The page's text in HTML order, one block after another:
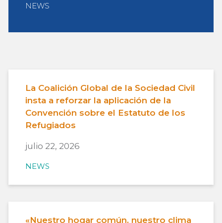
NEWS
La Coalición Global de la Sociedad Civil
insta a reforzar la aplicación de la
Convención sobre el Estatuto de los
Refugiados
julio 22, 2026
NEWS
«Nuestro hogar común, nuestro clima